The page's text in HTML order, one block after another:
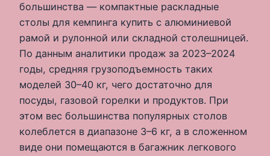
большинства — компактные раскладные
столы для кемпинга купить с алюминиевой
рамой и рулонной или складной столешницей.
По данным аналитики продаж за 2023–2024
годы, средняя грузоподъемность таких
моделей 30–40 кг, чего достаточно для
посуды, газовой горелки и продуктов. При
этом вес большинства популярных столов
колеблется в диапазоне 3–6 кг, а в сложенном
виде они помещаются в багажник легкового